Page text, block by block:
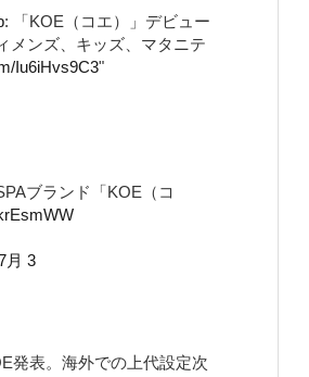
: 「KOE（コエ）」デビュー
メンズ、キッズ、マタニテ
Iu6iHvs9C3"
ブランド「KOE（コ
月 3
発表。海外での上代設定次